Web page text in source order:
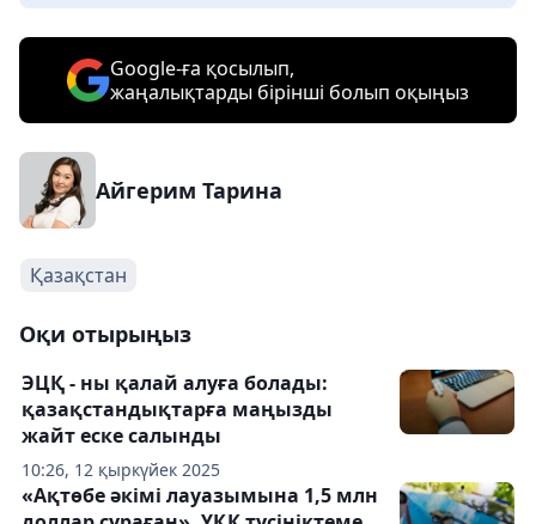
Google-ға қосылып,
жаңалықтарды бірінші болып оқыңыз
Айгерим Тарина
Қазақстан
Оқи отырыңыз
10:26, 12 қыркүйек 2025
ЭЦҚ - ны қалай алуға болады:
қазақстандықтарға маңызды
жайт еске салынды
«Ақтөбе әкімі лауазымына 1,5 млн